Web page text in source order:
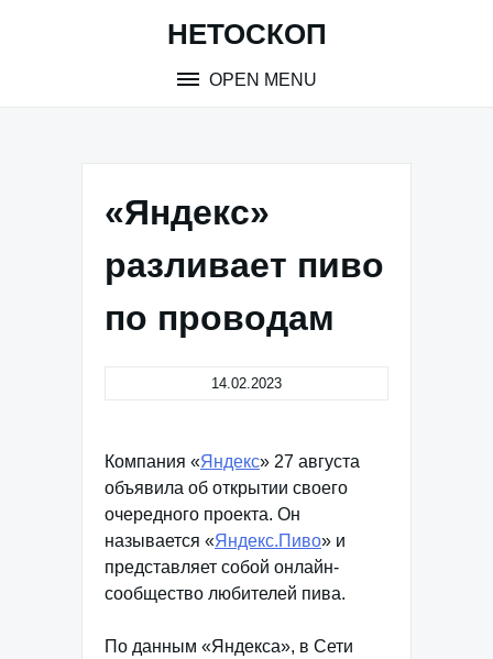
НЕТОСКОП
OPEN MENU
«Яндекс»
разливает пиво
по проводам
14.02.2023
Компания «Яндекс» 27 августа
объявила об открытии своего
очередного проекта. Он
называется «Яндекс.Пиво» и
представляет собой онлайн-
сообщество любителей пива.
По данным «Яндекса», в Сети